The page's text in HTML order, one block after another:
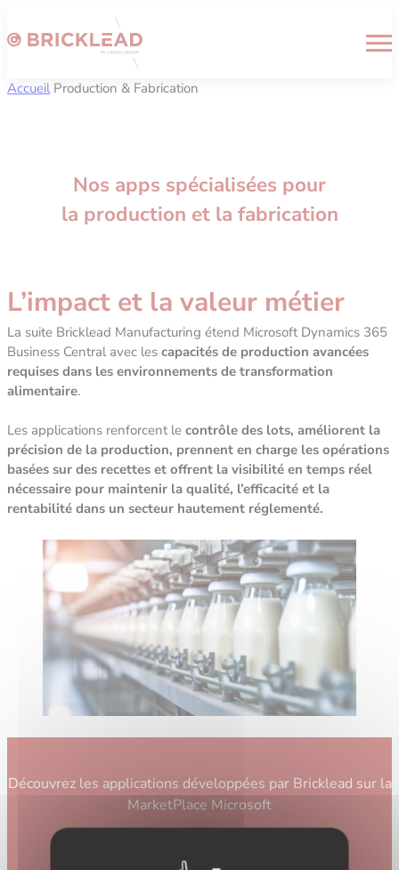
Accueil Production & Fabrication
Nos apps spécialisées pour
la production et la fabrication
L’impact et la valeur métier
La suite Bricklead Manufacturing étend Microsoft Dynamics 365
Business Central avec les capacités de production avancées
requises dans les environnements de transformation
alimentaire.
Les applications renforcent le contrôle des lots, améliorent la
précision de la production, prennent en charge les opérations
basées sur des recettes et offrent la visibilité en temps réel
nécessaire pour maintenir la qualité, l’efficacité et la
rentabilité dans un secteur hautement réglementé.
Découvrez les applications développées par Bricklead sur la
MarketPlace Microsoft